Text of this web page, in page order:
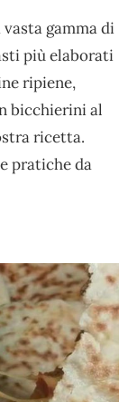
gamma di
più elaborati
ripiene,
bicchierini al
ricetta.
pratiche da